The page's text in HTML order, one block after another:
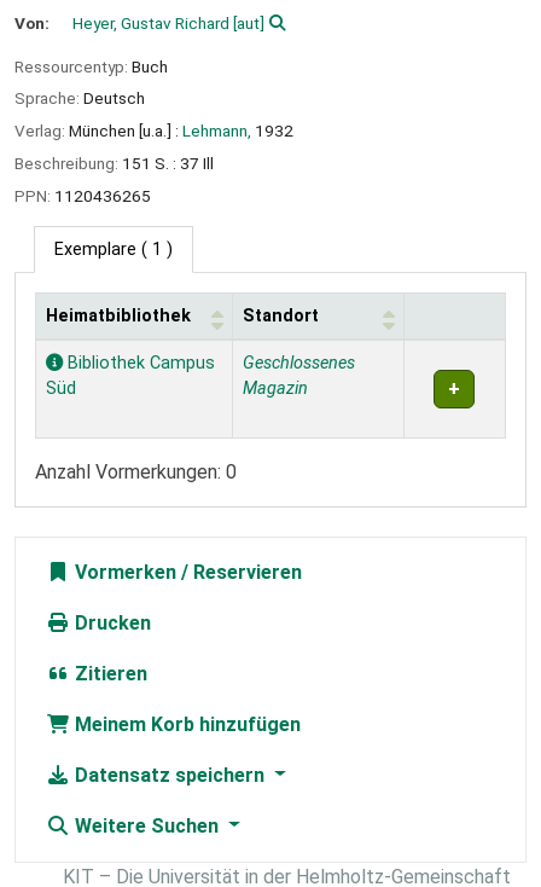
Von: Heyer, Gustav Richard [aut]
Ressourcentyp: Buch
Sprache: Deutsch
Verlag: München [u.a.] : Lehmann, 1932
Beschreibung: 151 S. : 37 Ill
PPN: 1120436265
Exemplare ( 1 )
Exemplare
Heimatbibliothek Standort
Bibliothek Campus
Süd
Geschlossenes
Magazin
Anzahl Vormerkungen: 0
Vormerken
Drucken
Zitieren
Meinem Korb hinzufügen
Datensatz speichern
Weitere Suchen
KIT – Die Universität in der Helmholtz-Gemeinschaft